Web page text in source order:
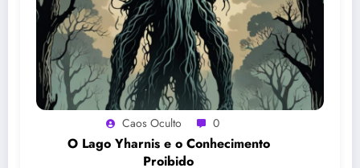
Caos Oculto 0
O Lago Yharnis e o Conhecimento
Proibido